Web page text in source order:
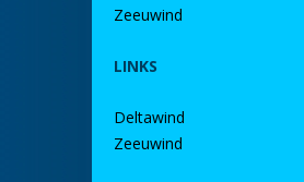
Zeeuwind
LINKS
Deltawind
Zeeuwind